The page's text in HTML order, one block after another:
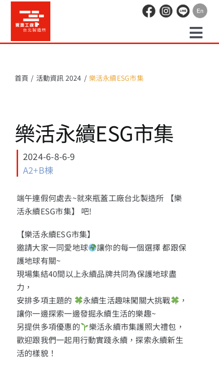
content
活動紀錄
職人空間
13+實證場域
園區資源
關於我們
首頁 活動資訊 2024 樂活永續ESG市集
樂活永續ESG市集
2024-6-8-6-9
A2+B棟
端午連假何處去~就來瓶蓋工廠台北製造所 【樂
活永續ESG市集】 吧!
【樂活永續ESG市集】
邀請大家一同愛地球
讓你的每一個選擇 都跟保
護地球有關~
現場集結40間以上永續品牌共同為保護地球盡
力，
安排多項主題的
永續生活趣味闖關大挑戰
，
讓你一邊探索一邊發掘永續生活的樂趣~
另提供多項優惠的
樂活永續市集護照大禮包，
歡迎跟我們一起用行動實踐永續，探索永續新生
活的樣貌！